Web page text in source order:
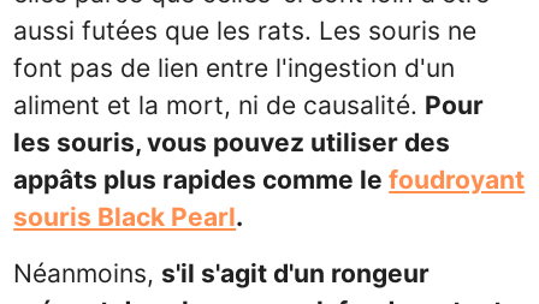
aussi futées que les rats. Les souris ne
font pas de lien entre l'ingestion d'un
aliment et la mort, ni de causalité. Pour
les souris, vous pouvez utiliser des
appâts plus rapides comme lefoudroyant
souris Black Pearl.
Néanmoins, s'il s'agit d'un rongeur